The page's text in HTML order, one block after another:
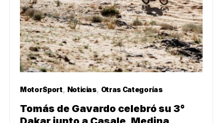
MotorSport Noticias Otras Categorías
Tomás de Gavardo celebró su 3°